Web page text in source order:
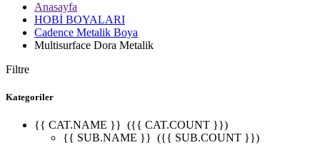
Anasayfa
HOBİ BOYALARI
Cadence Metalik Boya
Multisurface Dora Metalik
Filtre
Kategoriler
{{ CAT.NAME }} ({{ CAT.COUNT }})
{{ SUB.NAME }} ({{ SUB.COUNT }})